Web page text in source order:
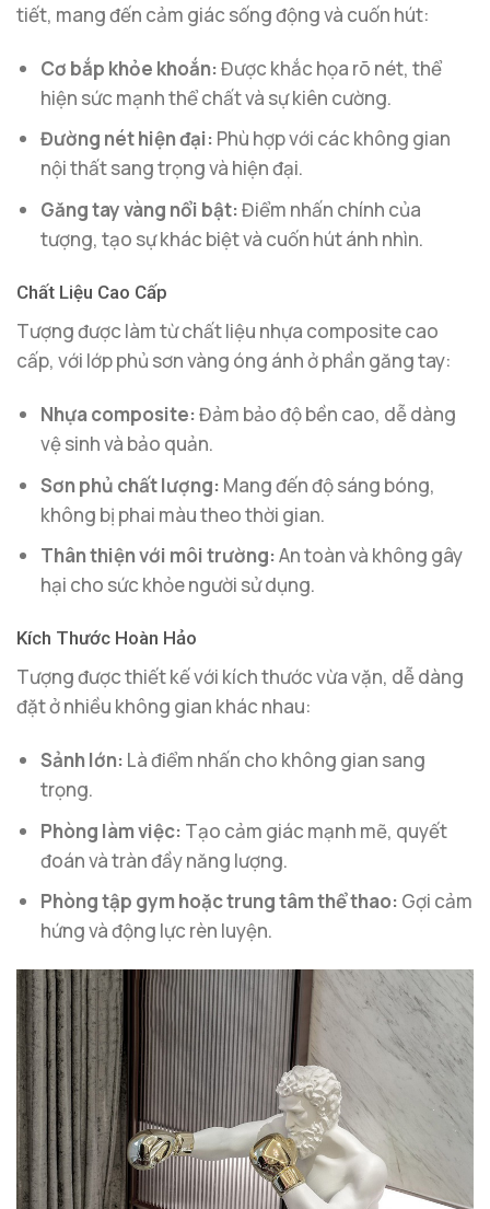
tiết, mang đến cảm giác sống động và cuốn hút:
Cơ bắp khỏe khoắn:Được khắc họa rõ nét, thể
hiện sức mạnh thể chất và sự kiên cường.
Đường nét hiện đại: Phù hợp với các không gian
nội thất sang trọng và hiện đại.
Găng tay vàng nổi bật:Điểm nhấn chính của
tượng, tạo sự khác biệt và cuốn hút ánh nhìn.
Chất Liệu Cao Cấp
Tượng được làm từ chất liệu nhựa composite cao
cấp, với lớp phủ sơn vàng óng ánh ở phần găng tay:
Nhựa composite:Đảm bảo độ bền cao, dễ dàng
vệ sinh và bảo quản.
Sơn phủ chất lượng: Mang đến độ sáng bóng,
không bị phai màu theo thời gian.
Thân thiện với môi trường:An toàn và không gây
hại cho sức khỏe người sử dụng.
Kích Thước Hoàn Hảo
Tượng được thiết kế với kích thước vừa vặn, dễ dàng
đặt ở nhiều không gian khác nhau:
Sảnh lớn: Là điểm nhấn cho không gian sang
trọng.
Phòng làm việc: Tạo cảm giác mạnh mẽ, quyết
đoán và tràn đầy năng lượng.
Phòng tập gym hoặc trung tâm thể thao: Gợi cảm
hứng và động lực rèn luyện.